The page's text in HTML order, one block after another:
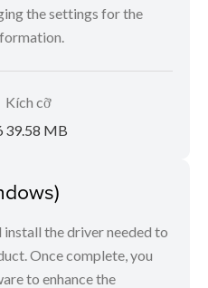
the settings for the
Kích cỡ
39.58 MB
the driver needed to
Once complete, you
to enhance the